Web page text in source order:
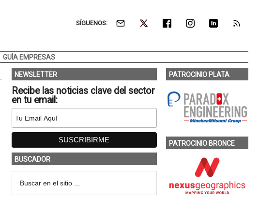
SÍGUENOS:
GUÍA EMPRESAS
NEWSLETTER
Recibe las noticias clave del sector
en tu email:
BUSCADOR
PATROCINIO PLATA
PATROCINIO BRONCE